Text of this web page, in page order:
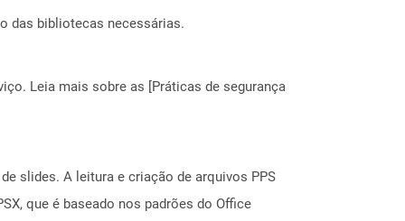
das bibliotecas necessárias.
Leia mais sobre as [Práticas de segurança
slides. A leitura e criação de arquivos PPS
que é baseado nos padrões do Office